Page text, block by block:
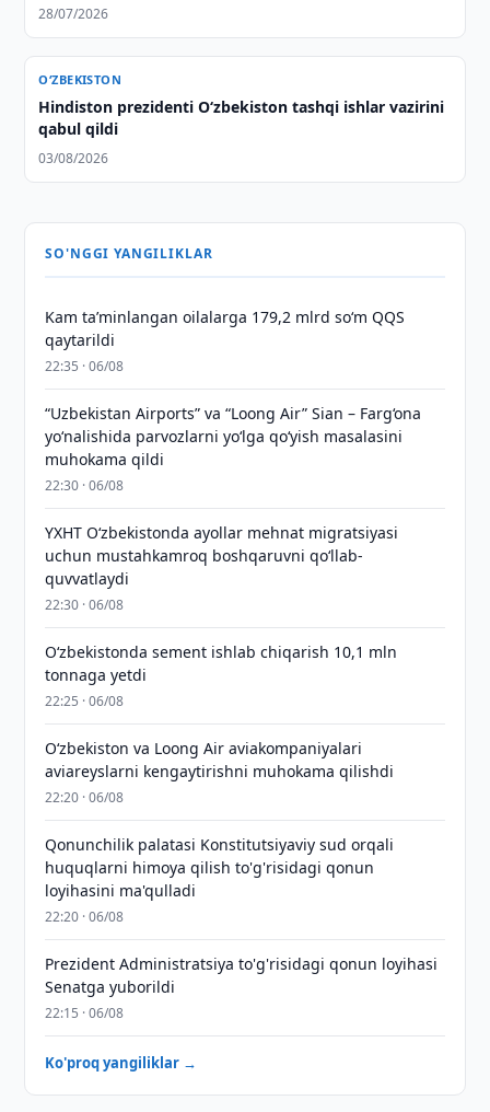
28/07/2026
O‘ZBEKISTON
Hindiston prezidenti O‘zbekiston tashqi ishlar vazirini
qabul qildi
03/08/2026
SO'NGGI YANGILIKLAR
Kam taʼminlangan oilalarga 179,2 mlrd so‘m QQS
qaytarildi
22:35 · 06/08
“Uzbekistan Airports” va “Loong Air” Sian – Farg‘ona
yo‘nalishida parvozlarni yo‘lga qo‘yish masalasini
muhokama qildi
22:30 · 06/08
YXHT O‘zbekistonda ayollar mehnat migratsiyasi
uchun mustahkamroq boshqaruvni qo‘llab-
quvvatlaydi
22:30 · 06/08
O‘zbekistonda sement ishlab chiqarish 10,1 mln
tonnaga yetdi
22:25 · 06/08
Oʻzbekiston va Loong Air aviakompaniyalari
aviareyslarni kengaytirishni muhokama qilishdi
22:20 · 06/08
Qonunchilik palatasi Konstitutsiyaviy sud orqali
huquqlarni himoya qilish to'g'risidagi qonun
loyihasini ma'qulladi
22:20 · 06/08
Prezident Administratsiya to'g'risidagi qonun loyihasi
Senatga yuborildi
22:15 · 06/08
Ko'proq yangiliklar →